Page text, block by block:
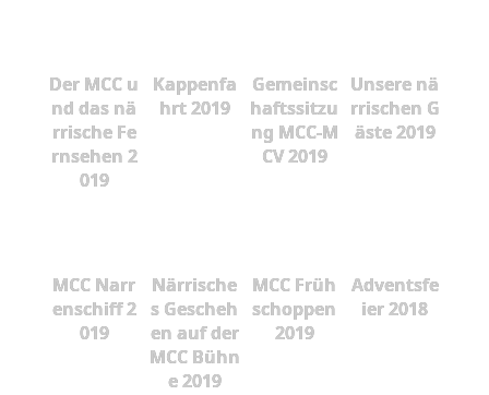
Der MCC u
nd das nä
rrische Fe
rnsehen 2
019
Kappenfa
hrt 2019
Gemeinsc
haftssitzu
ng MCC-M
CV 2019
Unsere nä
rrischen G
äste 2019
MCC Narr
enschiff 2
019
Närrische
s Gescheh
en auf der
MCC Bühn
e 2019
MCC Früh
schoppen
2019
Adventsfe
ier 2018